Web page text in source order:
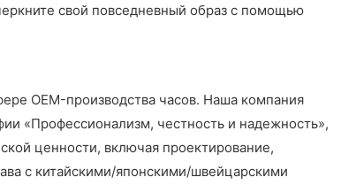
свой повседневный образ с помощью
OEM-производства часов. Наша компания
«Профессионализм, честность и надежность»,
ценности, включая проектирование,
с китайскими/японскими/швейцарскими